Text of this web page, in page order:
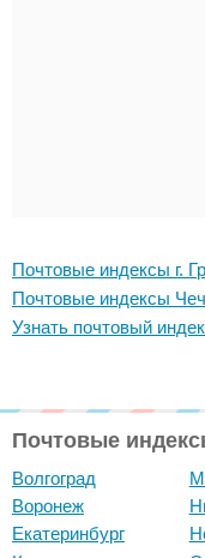
Почтовые индексы г.
Почтовые индексы
Узнать почтовый
Почтовые
Волгоград
Воронеж
Екатеринбург